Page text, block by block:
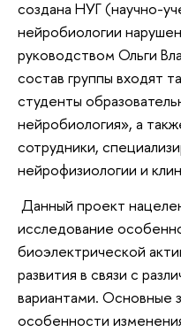
создана НУГ (научно-
нейробиологии
руководством Ольги
состав группы входят
студенты
нейробиология», а
сотрудники,
нейрофизиологии и
Данный проект
исследование
биоэлектрической
развития в связи с
вариантами. Основные
особенности